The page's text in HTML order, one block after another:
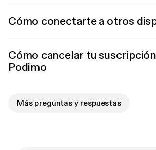
Cómo conectarte a otros
Cómo cancelar tu
Podimo
Más preguntas y respuestas